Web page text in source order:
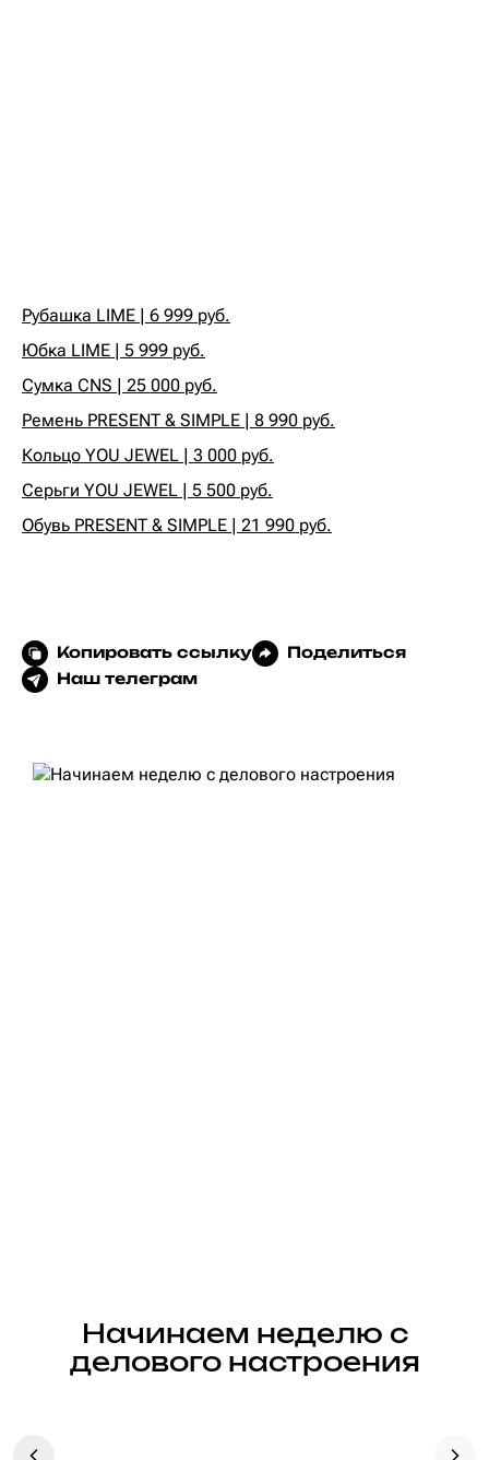
Рубашка LIME | 6 999 руб.
Юбка LIME | 5 999 руб.
Сумка CNS | 25 000 руб.
Ремень PRESENT & SIMPLE | 8 990 руб.
Кольцо YOU JEWEL | 3 000 руб.
Серьги YOU JEWEL | 5 500 руб.
Обувь PRESENT & SIMPLE | 21 990 руб.
Копировать ссылку
Поделиться
Наш телеграм
Начинаем неделю с
делового настроения